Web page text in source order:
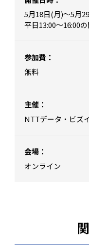
5月18日(月)～5月
平日13:00～16:00
参加費：
無料
主催：
NTTデータ・ビズ
会場：
オンライン